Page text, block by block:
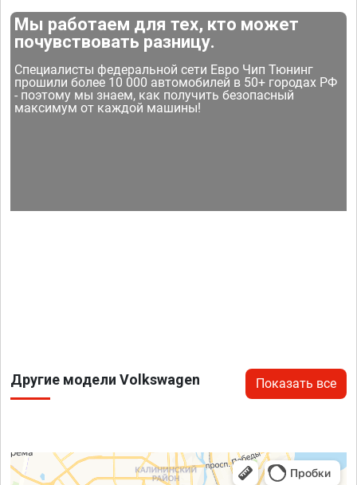
Мы работаем для тех, кто может
почувствовать разницу.
Специалисты федеральной сети Евро Чип Тюнинг
прошили более 10 000 автомобилей в 50+ городах РФ
- поэтому мы знаем, как получить безопасный
максимум от каждой машины!
Другие модели Volkswagen Показать все